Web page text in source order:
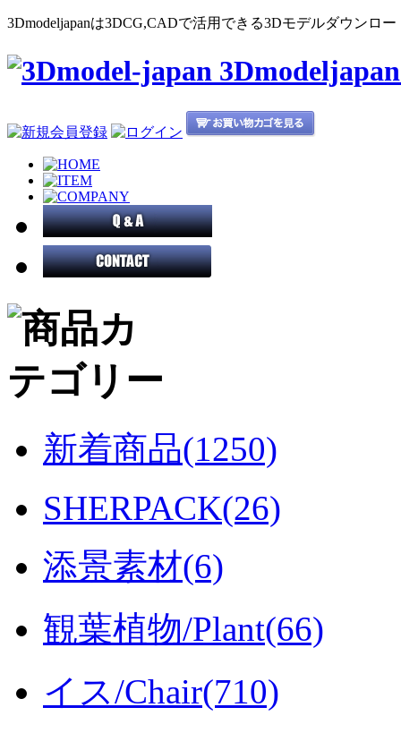
3Dmodeljapanは3DCG,CADで活用できる3Dモデルダウンロ
新着商品(1250)
SHERPACK(26)
添景素材(6)
観葉植物/Plant(66)
イス/Chair(710)